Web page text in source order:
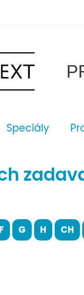
Speciály
F G H CH